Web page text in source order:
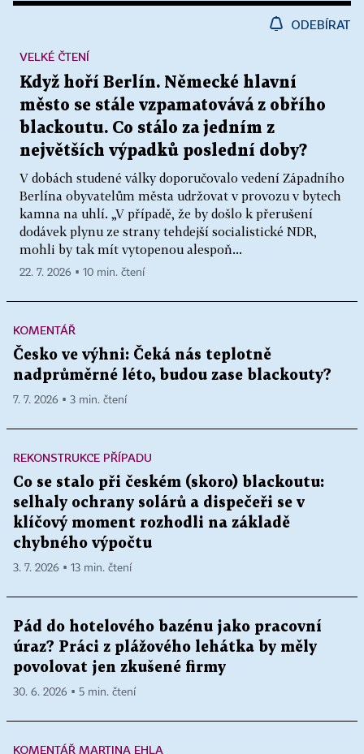
ODEBÍRAT
Když hoří Berlín. Německé hlavní
město se stále vzpamatovává z obřího
blackoutu. Co stálo za jedním z
největších výpadků poslední doby?
V dobách studené války doporučovalo vedení Západního
Berlína obyvatelům města udržovat v provozu v bytech
kamna na uhlí. „V případě, že by došlo k přerušení
dodávek plynu ze strany tehdejší socialistické NDR,
mohli by tak mít vytopenou alespoň...
VELKÉ ČTENÍ
22. 7. 2026 ▪ 10 min. čtení
KOMENTÁŘ
Česko ve výhni: Čeká nás teplotně
nadprůměrné léto, budou zase blackouty?
7. 7. 2026 ▪ 3 min. čtení
REKONSTRUKCE PŘÍPADU
Co se stalo při českém (skoro) blackoutu:
selhaly ochrany solárů a dispečeři se v
klíčový moment rozhodli na základě
chybného výpočtu
3. 7. 2026 ▪ 13 min. čtení
Pád do hotelového bazénu jako pracovní
úraz? Práci z plážového lehátka by měly
povolovat jen zkušené firmy
30. 6. 2026 ▪ 5 min. čtení
KOMENTÁŘ MARTINA EHLA